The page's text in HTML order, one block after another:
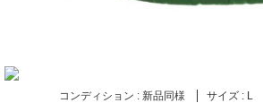
コンディション : 新品同様 サイズ : L